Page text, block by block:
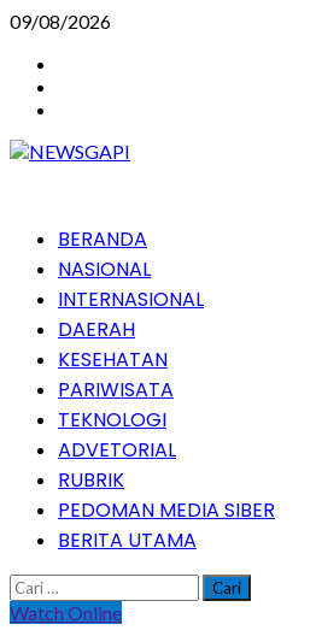
Skip
content
09/08/2026
PrimaryBERANDA
NASIONAL
INTERNASIONAL
DAERAH
KESEHATAN
PARIWISATA
TEKNOLOGI
ADVETORIAL
RUBRIK
PEDOMAN MEDIA SIBER
BERITA UTAMA
Cari
untuk:
Watch Online